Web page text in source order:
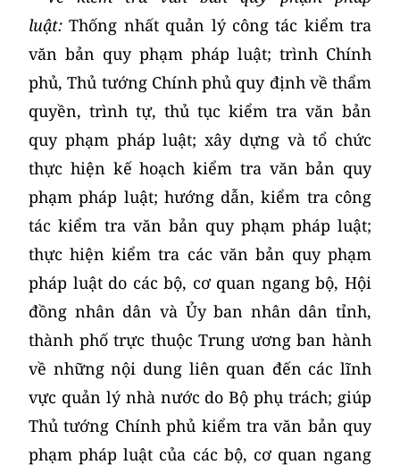
luật: Thống nhất quản lý công tác kiểm tra
văn bản quy phạm pháp luật; trình Chính
phủ, Thủ tướng Chính phủ quy định về thẩm
quyền, trình tự, thủ tục kiểm tra văn bản
quy phạm pháp luật; xây dựng và tổ chức
thực hiện kế hoạch kiểm tra văn bản quy
phạm pháp luật; hướng dẫn, kiểm tra công
tác kiểm tra văn bản quy phạm pháp luật;
thực hiện kiểm tra các văn bản quy phạm
pháp luật do các bộ, cơ quan ngang bộ, Hội
đồng nhân dân và Ủy ban nhân dân tỉnh,
thành phố trực thuộc Trung ương ban hành
về những nội dung liên quan đến các lĩnh
vực quản lý nhà nước do Bộ phụ trách; giúp
Thủ tướng Chính phủ kiểm tra văn bản quy
phạm pháp luật của các bộ, cơ quan ngang